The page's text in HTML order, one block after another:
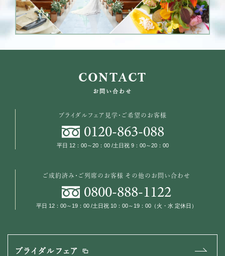
CONTACT
お問い合わせ
ブライダルフェア見学・ご希望のお客様
0120-863-088
平日 12：00～20：00 /土日祝 9：00～20：00
ご成約済み・ご列席のお客様その他のお問い合わせ
0800-888-1122
平日 12：00～19：00 /土日祝 10：00～19：00（火・水 定休日）
ブライダルフェア